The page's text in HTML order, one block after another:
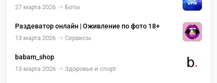
27 марта 2026 Боты
Раздеватор онлайн | Оживление по фото 18+
13 марта 2026 Сервисы
babam_shop
13 марта 2026 Здоровье и спорт